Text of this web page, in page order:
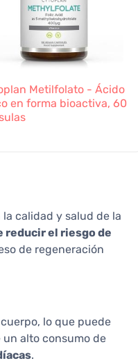
Metilfolato - Ácido
en forma bioactiva, 60
calidad y salud de la
reducir el riesgo de
de regeneración
lo que puede
alto consumo de
.